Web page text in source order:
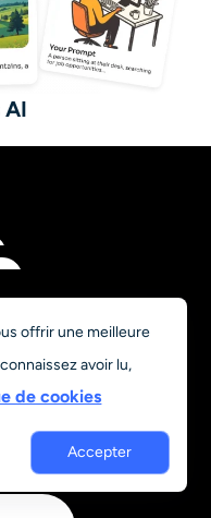
offrir une meilleure
avoir lu,
de cookies
Accepter